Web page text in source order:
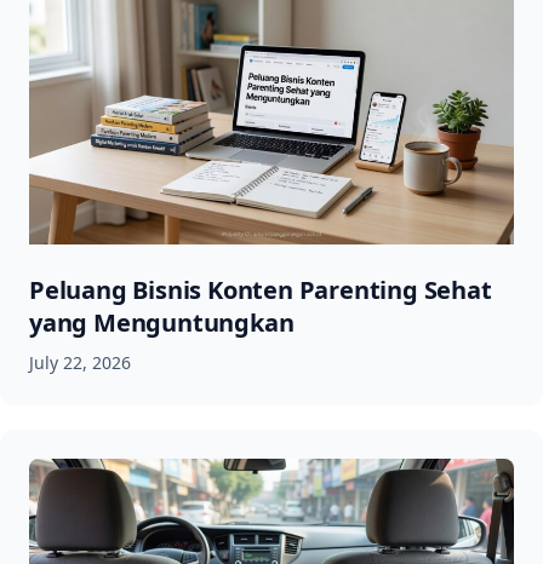
Peluang Bisnis Konten Parenting Sehat
yang Menguntungkan
July 22, 2026